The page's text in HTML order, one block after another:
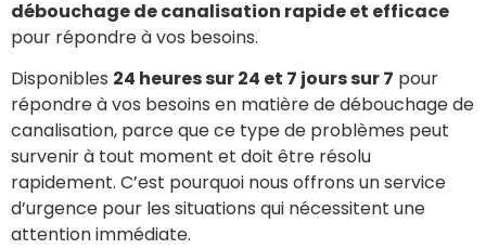
débouchage de canalisation rapide et efficace
pour répondre à vos besoins.
Disponibles 24 heures sur 24 et 7 jours sur 7 pour
répondre à vos besoins en matière de débouchage de
canalisation, parce que ce type de problèmes peut
survenir à tout moment et doit être résolu
rapidement. C’est pourquoi nous offrons un service
d’urgence pour les situations qui nécessitent une
attention immédiate.